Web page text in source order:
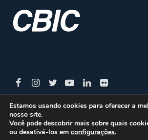
CBIC | SBN Quadra 01 – Bloco I – 4º
Armando Monteiro Neto - CEP 70.040-
Estamos usando cookies para oferecer a
nosso site.
Você pode descobrir mais sobre quais
ou desativá-los em configurações.